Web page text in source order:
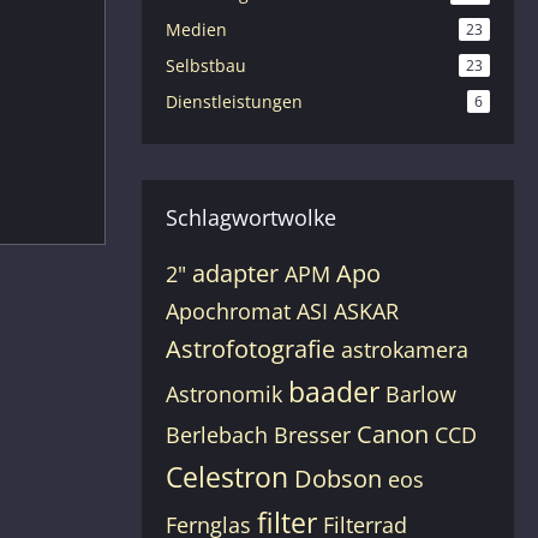
Medien 23
Selbstbau 23
Dienstleistungen 6
Schlagwortwolke
2" adapter APM Apo
Apochromat ASI ASKAR
Astrofotografie astrokamera
Astronomik baader Barlow
Berlebach Bresser Canon CCD
Celestron Dobson eos
Fernglas filter Filterrad